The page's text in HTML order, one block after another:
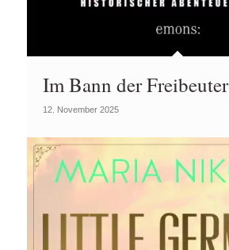
Im Bann der Freibeuter
12. November 2025